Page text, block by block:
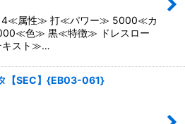
属性≫ 打≪パワー≫ 5000≪カ
色≫ 黒≪特徴≫ ドレスロー
キスト≫…
【SEC】{EB03-061}